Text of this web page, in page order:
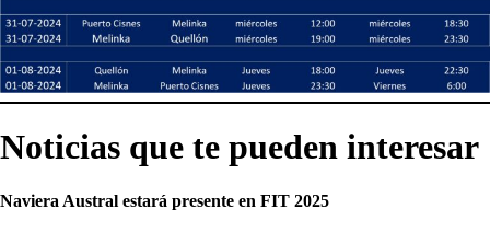
Noticias que te pueden interesar
Naviera Austral estará presente en FIT 2025